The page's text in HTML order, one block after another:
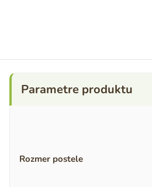
Rozmer postele